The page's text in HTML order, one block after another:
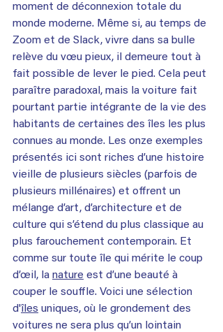
moment de déconnexion totale du
monde moderne. Même si, au temps de
Zoom et de Slack, vivre dans sa bulle
relève du vœu pieux, il demeure tout à
fait possible de lever le pied. Cela peut
paraître paradoxal, mais la voiture fait
pourtant partie intégrante de la vie des
habitants de certaines des îles les plus
connues au monde. Les onze exemples
présentés ici sont riches d’une histoire
vieille de plusieurs siècles (parfois de
plusieurs millénaires) et offrent un
mélange d’art, d’architecture et de
culture qui s’étend du plus classique au
plus farouchement contemporain. Et
comme sur toute île qui mérite le coup
d’œil, la nature est d’une beauté à
couper le souffle. Voici une sélection
d'îles uniques, où le grondement des
voitures ne sera plus qu’un lointain